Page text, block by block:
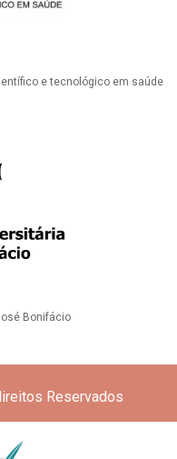
e tecnológico em saúde
Bonifácio
Reservados